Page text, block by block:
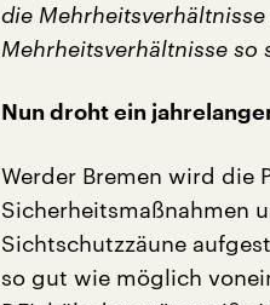
die
Mehrheitsverhältnisse so
Nun droht ein
Werder Bremen wird die
Sicherheitsmaßnahmen
Sichtschutzzäune
so gut wie möglich